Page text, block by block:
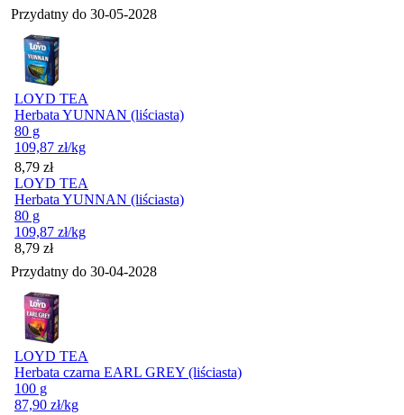
Przydatny do 30-05-2028
LOYD TEA
Herbata YUNNAN (liściasta)
80 g
109,87 zł/kg
Cena
8,79 zł
LOYD TEA
Herbata YUNNAN (liściasta)
80 g
109,87 zł/kg
Cena
8,79 zł
Przydatny do 30-04-2028
LOYD TEA
Herbata czarna EARL GREY (liściasta)
100 g
87,90 zł/kg